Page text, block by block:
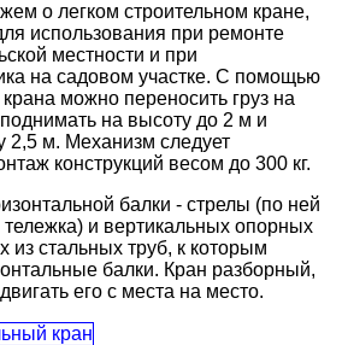
о легком строительном кране,
использования при ремонте
местности и при
на садовом участке. С помощью
крана можно переносить груз на
на высоту до 2 м и
2,5 м. Механизм следует
конструкций весом до 300 кг.
балки - стрелы (по ней
и вертикальных опорных
из стальных труб, к которым
балки. Кран разборный,
его с места на место.